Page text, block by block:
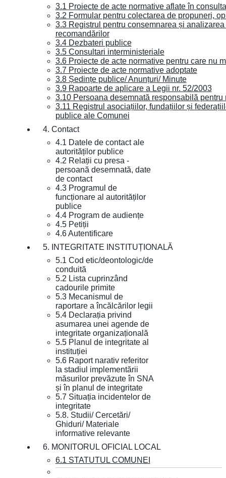
3.1 Proiecte de acte normative aflate în
3.2 Formular pentru colectarea de propuneri,
3.3 Registrul pentru consemnarea și
recomandărilor
3.4 Dezbateri publice
3.5 Consultari interministeriale
3.6 Proiecte de acte normative pentru care nu
3.7 Proiecte de acte normative adoptate
3.8 Ședințe publice/ Anunțuri/ Minute
3.9 Rapoarte de aplicare a Legii nr. 52/2003
3.10 Persoana desemnată responsabilă
3.11 Registrul asociațiilor, fundațiilor și
publice ale Comunei
4. Contact
4.1 Datele de contact ale
autorităților publice
4.2 Relații cu presa -
persoană desemnată, date
de contact
4.3 Programul de
funcționare al autorităților
publice
4.4 Program de audiențe
4.5 Petiții
4.6 Autentificare
5. INTEGRITATE INSTITUȚIONALĂ
5.1 Cod etic/deontologic/de
conduită
5.2 Lista cuprinzând
cadourile primite
5.3 Mecanismul de
raportare a încălcărilor legii
5.4 Declarația privind
asumarea unei agende de
integritate organizațională
5.5 Planul de integritate al
instituției
5.6 Raport narativ referitor
la stadiul implementării
măsurilor prevăzute în SNA
și în planul de integritate
5.7 Situația incidentelor de
integritate
5.8. Studii/ Cercetări/
Ghiduri/ Materiale
informative relevante
6. MONITORUL OFICIAL LOCAL
6.1 STATUTUL COMUNEI